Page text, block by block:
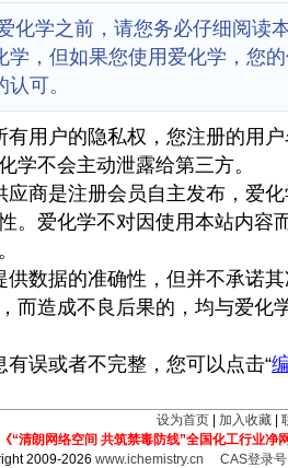
化学之前，请您务必仔细阅读
学，但如果您使用爱化学，您
可。
有用户的隐私权，您注册的用
学不会主动泄露给第三方。
应商是注册会员自主发布，爱
。爱化学不对因使用本站内容
供数据的准确性，但并不承诺
而造成不良后果的，均与爱化
误或者不完整，您可以点击“
设为首页 加入收藏
《“清朗网络空间 共筑禁毒防线”全国化工行业净
2009-2026www.ichemistry.cn
CAS登录